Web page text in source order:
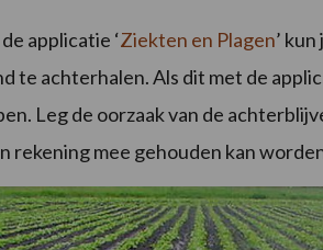
applicatie ‘Ziekten en Plagen’
te achterhalen. Als dit met de
Leg de oorzaak van de
rekening mee gehouden kan